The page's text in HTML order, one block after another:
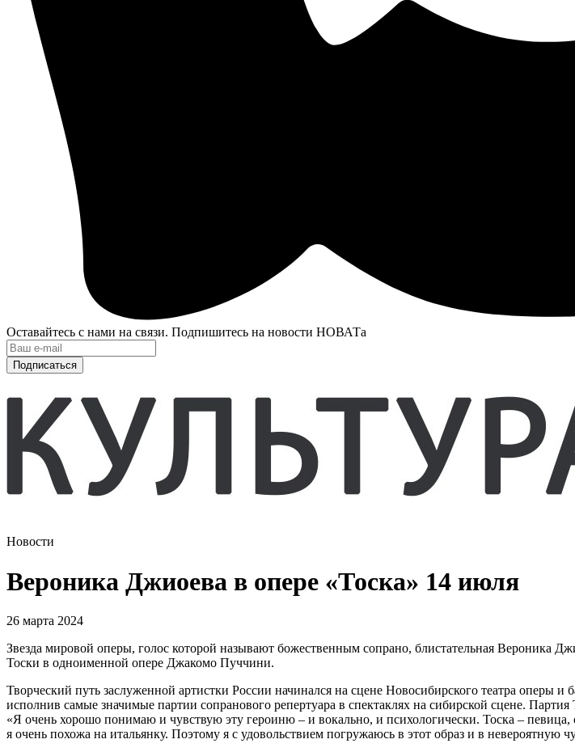
Оставайтесь с нами на связи. Подпишитесь на новости НОВАТа
Подписаться
Новости
Вероника Джиоева в опере «Тоска» 14 июля
26 марта 2024
Звезда мировой оперы, голос которой называют божественным сопрано, блистательная
Тоски в одноименной опере Джакомо Пуччини.
Творческий путь заслуженной артистки России начинался на сцене Новосибирского театра оперы
исполнив самые значимые партии сопранового репертуара в спектаклях на сибирской сцене.
«Я очень хорошо понимаю и чувствую эту героиню – и вокально, и психологически. Тоска –
я очень похожа на итальянку. Поэтому я с удовольствием погружаюсь в этот образ и в